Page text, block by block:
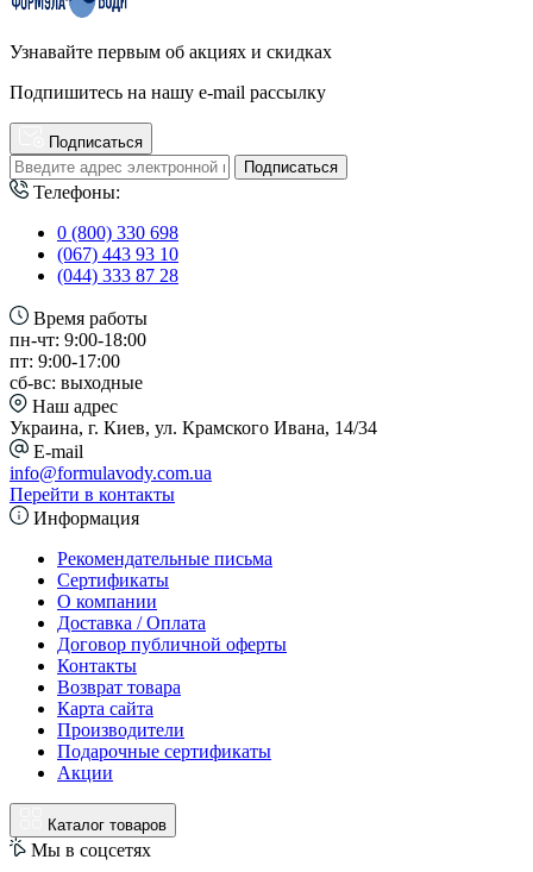
Узнавайте первым об акциях и скидках
Подпишитесь на нашу e-mail рассылку
Подписаться
Подписаться
Телефоны:
0 (800) 330 698
(067) 443 93 10
(044) 333 87 28
Время работы
пн-чт: 9:00-18:00
пт: 9:00-17:00
сб-вс: выходные
Наш адрес
Украина, г. Киев, ул. Крамского Ивана, 14/34
E-mail
info@formulavody.com.ua
Перейти в контакты
Информация
Рекомендательные письма
Сертификаты
О компании
Доставка / Оплата
Договор публичной оферты
Контакты
Возврат товара
Карта сайта
Производители
Подарочные сертификаты
Акции
Каталог товаров
Мы в соцсетях